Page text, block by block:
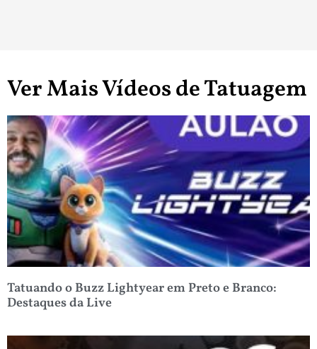
Ver Mais Vídeos de Tatuagem
Tatuando o Buzz Lightyear em Preto e Branco:
Destaques da Live